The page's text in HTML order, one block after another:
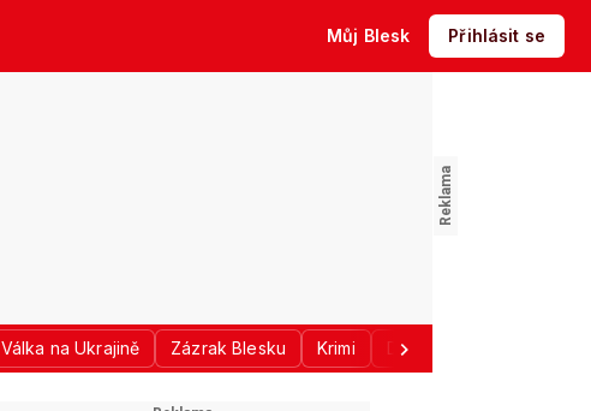
Můj Blesk Přihlásit se
Válka na Ukrajině Zázrak Blesku Krimi Donald Trump